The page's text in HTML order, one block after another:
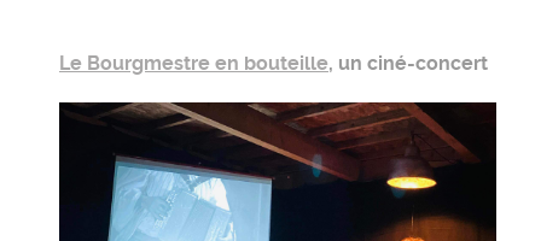
Le Bourgmestre en bouteille, un ciné-concert